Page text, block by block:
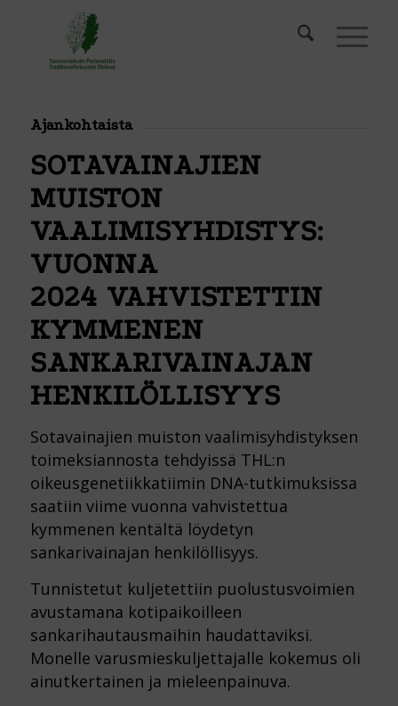
Ajankohtaista
SOTAVAINAJIEN
MUISTON
VAALIMISYHDISTYS:
VUONNA
2024 VAHVISTETTIN
KYMMENEN
SANKARIVAINAJAN
HENKILÖLLISYYS
Sotavainajien muiston vaalimisyhdistyksen
toimeksiannosta tehdyissä THL:n
oikeusgenetiikkatiimin DNA-tutkimuksissa
saatiin viime vuonna vahvistettua
kymmenen kentältä löydetyn
sankarivainajan henkilöllisyys.
Tunnistetut kuljetettiin puolustusvoimien
avustamana kotipaikoilleen
sankarihautausmaihin haudattaviksi.
Monelle varusmieskuljettajalle kokemus oli
ainutkertainen ja mieleenpainuva.